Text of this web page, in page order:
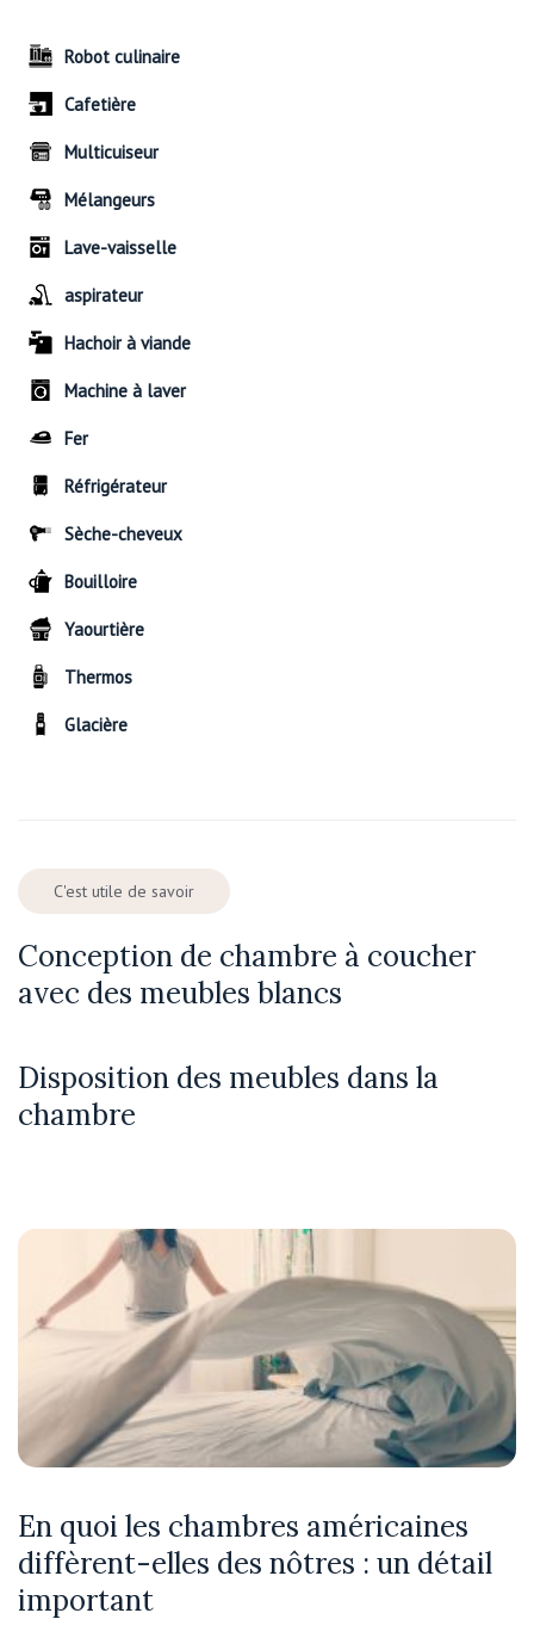
Robot culinaire
Cafetière
Multicuiseur
Mélangeurs
Lave-vaisselle
aspirateur
Hachoir à viande
Machine à laver
Fer
Réfrigérateur
Sèche-cheveux
Bouilloire
Yaourtière
Thermos
Glacière
C'est utile de savoir
Conception de chambre à coucher
avec des meubles blancs
Disposition des meubles dans la
chambre
En quoi les chambres américaines
diffèrent-elles des nôtres : un détail
important